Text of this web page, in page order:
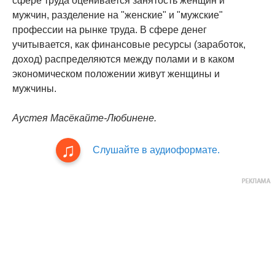
мужчин, разделение на "женские" и "мужские"
профессии на рынке труда. В сфере денег
учитывается, как финансовые ресурсы (заработок,
доход) распределяются между полами и в каком
экономическом положении живут женщины и
мужчины.
Аустея Масёкайте-Любинене.
Слушайте в аудиоформате.